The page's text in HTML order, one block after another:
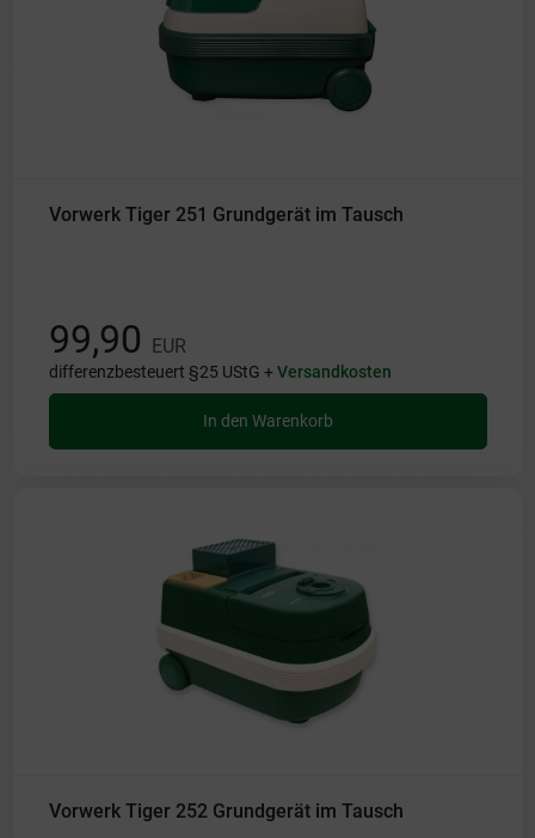
Vorwerk Tiger 251 Grundgerät im Tausch
99,90 EUR
differenzbesteuert §25 UStG +Versandkosten
In den Warenkorb
Vorwerk Tiger 252 Grundgerät im Tausch